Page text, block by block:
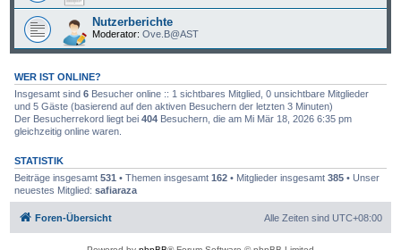
Nutzerberichte
Moderator: Ove.B@AST
WER IST ONLINE?
Insgesamt sind 6Besucher online :: 1 sichtbares Mitglied, 0 unsichtbare Mitglieder
und 5 Gäste (basierend auf den aktiven Besuchern der letzten 3 Minuten)
Der Besucherrekord liegt bei 404Besuchern, die am Mi Mär 18, 2026 6:35 pm
gleichzeitig online waren.
STATISTIK
Beiträge insgesamt 531 • Themen insgesamt 162• Mitglieder insgesamt 385• Unser
neuestes Mitglied: safiaraza
Foren-Übersicht Alle Zeiten sind UTC+08:00